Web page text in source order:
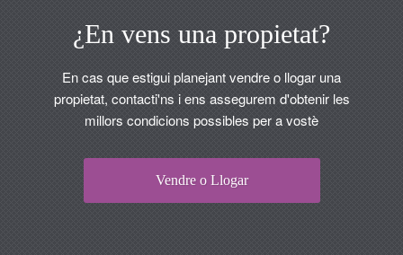
¿En vens una propietat?
En cas que estigui planejant vendre o llogar una
propietat, contacti'ns i ens assegurem d'obtenir les
millors condicions possibles per a vostè
Vendre o Llogar